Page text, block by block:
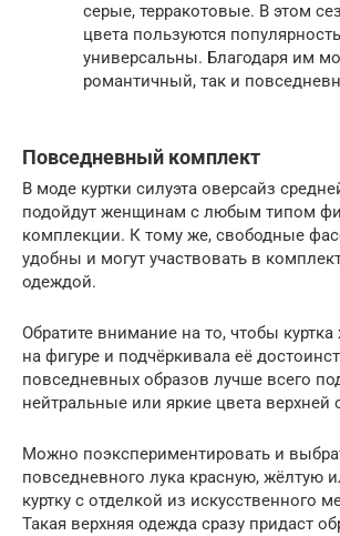
серые, терракотовые. В этом
цвета пользуются
универсальны. Благодаря им
романтичный, так и
Повседневный комплект
В моде куртки силуэта оверсайз
подойдут женщинам с любым типом
комплекции. К тому же, свободные
удобны и могут участвовать в
одеждой.
Обратите внимание на то, чтобы
на фигуре и подчёркивала её
повседневных образов лучше всего
нейтральные или яркие цвета верхней
Можно поэкспериментировать и
повседневного лука красную, жёлтую
куртку с отделкой из искусственного
Такая верхняя одежда сразу придаст